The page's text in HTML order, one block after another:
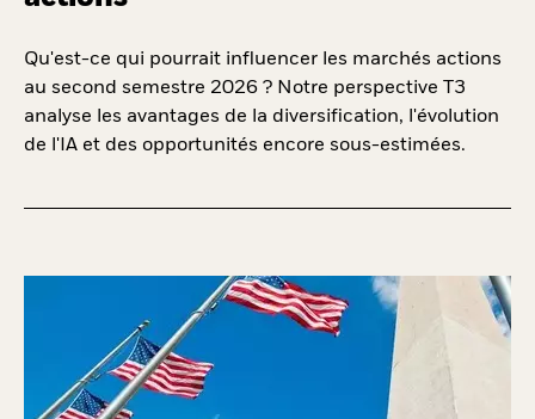
Qu'est-ce qui pourrait influencer les marchés actions
au second semestre 2026 ? Notre perspective T3
analyse les avantages de la diversification, l'évolution
de l'IA et des opportunités encore sous-estimées.